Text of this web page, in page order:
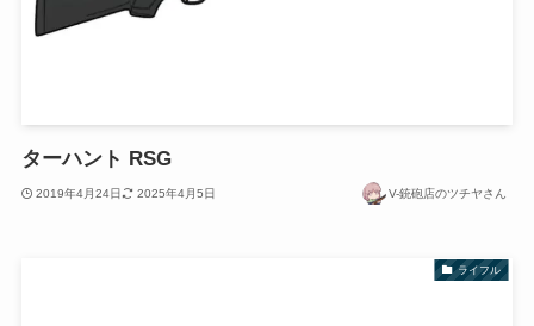
ターハント RSG
2019年4月24日 2025年4月5日 V-銃砲店のツチヤさん
ライフル